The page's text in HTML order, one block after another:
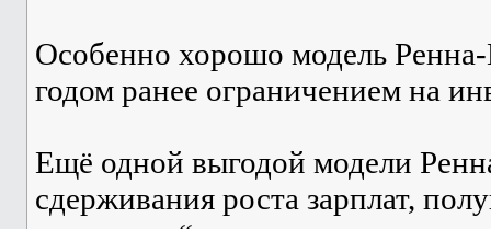
Особенно хорошо модель
годом ранее ограничением на
Ещё одной выгодой модели
сдерживания роста зарплат,